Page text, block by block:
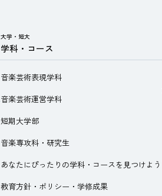
大学・短大
学科・コース
音楽芸術表現学科
音楽芸術運営学科
短期大学部
音楽専攻科・研究生
あなたにぴったりの学科・コースを見つけよう
教育方針・ポリシー・学修成果